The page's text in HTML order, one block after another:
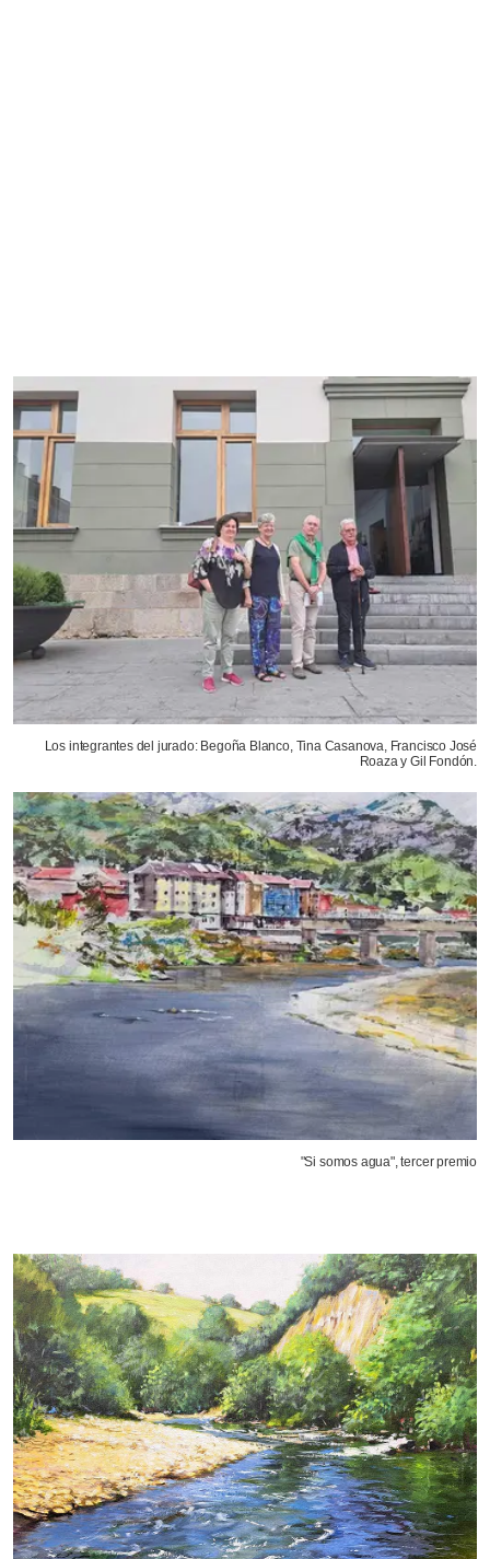
Los integrantes del jurado: Begoña Blanco, Tina Casanova, Francisco José
Roaza y Gil Fondón.
"Si somos agua", tercer premio